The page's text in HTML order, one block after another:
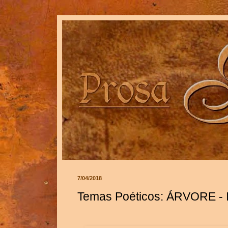
7/04/2018
Temas Poéticos: ÁRVORE -